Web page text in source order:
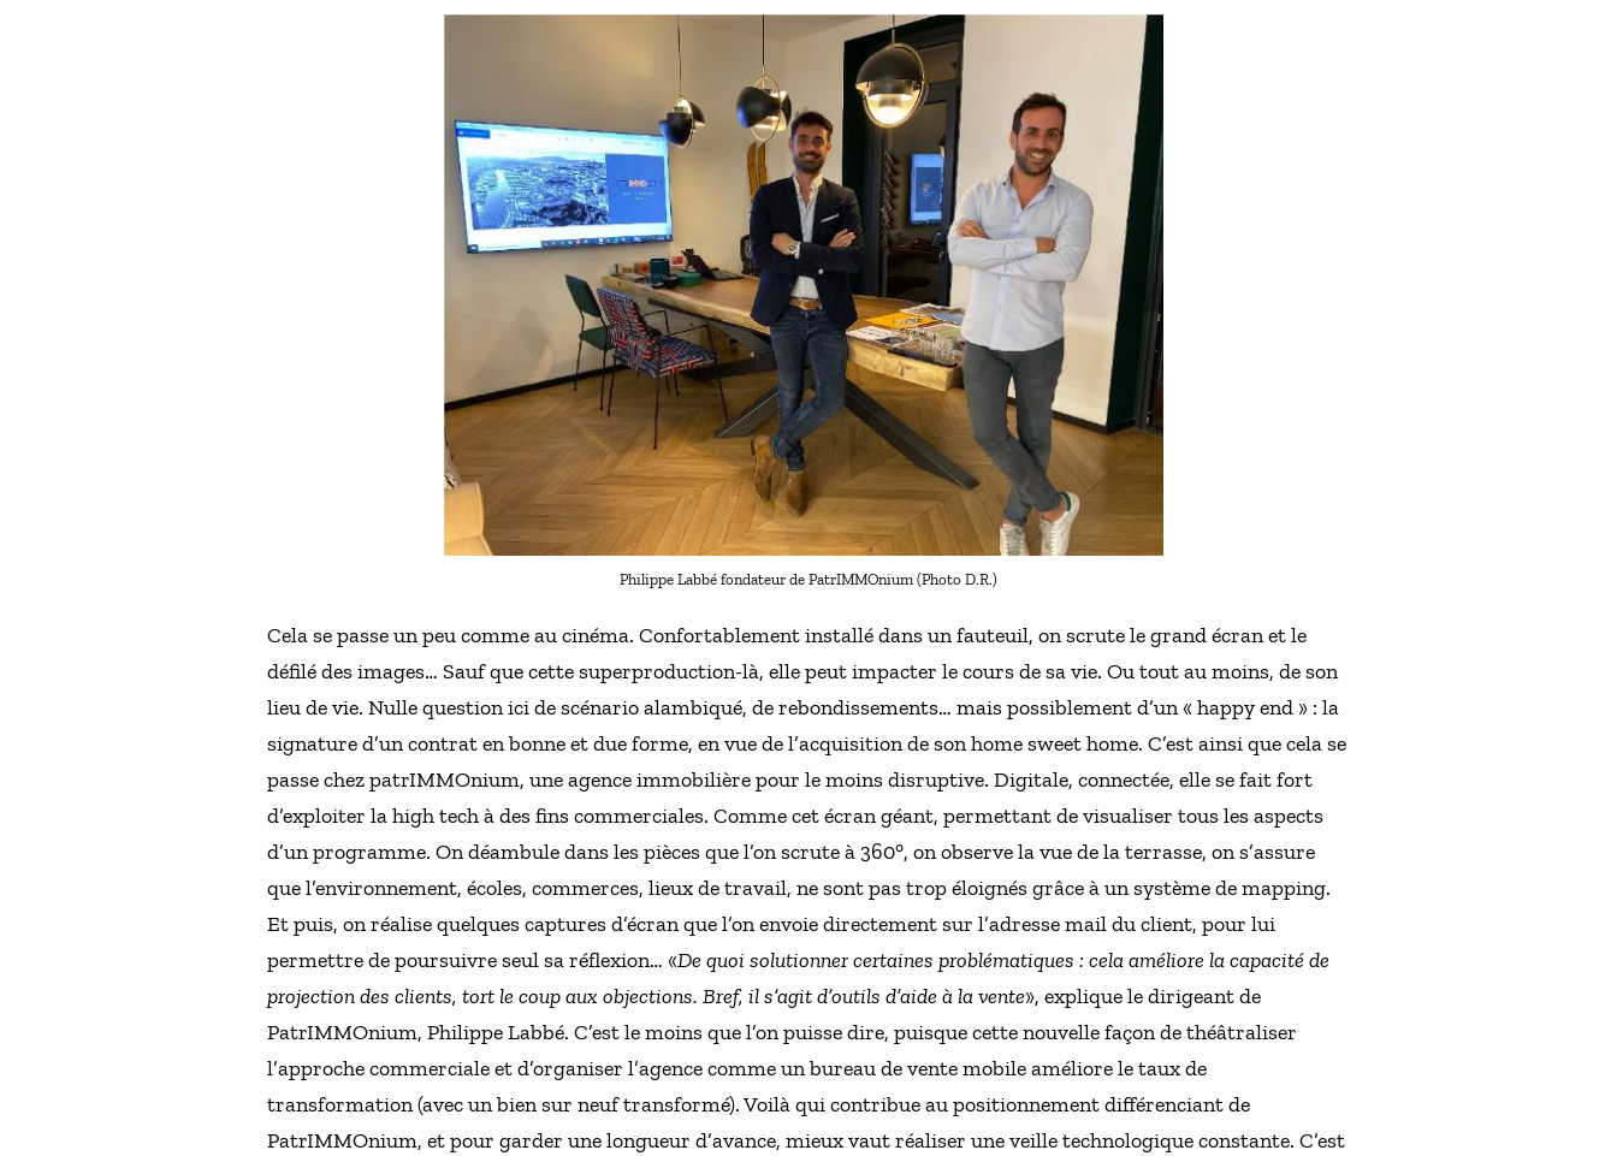
Philippe Labbé fondateur de PatrIMMOnium (Photo D.R.)
Cela se passe un peu comme au cinéma. Confortablement installé dans un fauteuil, on scrute le grand écran et le
défilé des images… Sauf que cette superproduction-là, elle peut impacter le cours de sa vie. Ou tout au moins, de son
lieu de vie. Nulle question ici de scénario alambiqué, de rebondissements… mais possiblement d’un « happy end » : la
signature d’un contrat en bonne et due forme, en vue de l’acquisition de son home sweet home. C’est ainsi que cela se
passe chez patrIMMOnium, une agence immobilière pour le moins disruptive. Digitale, connectée, elle se fait fort
d’exploiter la high tech à des fins commerciales. Comme cet écran géant, permettant de visualiser tous les aspects
d’un programme. On déambule dans les pièces que l’on scrute à 360°, on observe la vue de la terrasse, on s’assure
que l’environnement, écoles, commerces, lieux de travail, ne sont pas trop éloignés grâce à un système de mapping.
Et puis, on réalise quelques captures d’écran que l’on envoie directement sur l’adresse mail du client, pour lui
permettre de poursuivre seul sa réflexion… «De quoi solutionner certaines problématiques : cela améliore la capacité de
projection des clients, tort le coup aux objections. Bref, il s’agit d’outils d’aide à la vente», explique le dirigeant de
PatrIMMOnium, Philippe Labbé. C’est le moins que l’on puisse dire, puisque cette nouvelle façon de théâtraliser
l’approche commerciale et d’organiser l’agence comme un bureau de vente mobile améliore le taux de
transformation (avec un bien sur neuf transformé). Voilà qui contribue au positionnement différenciant de
PatrIMMOnium, et pour garder une longueur d’avance, mieux vaut réaliser une veille technologique constante. C’est